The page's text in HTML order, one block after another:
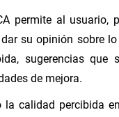
permite al usuario,
su opinión sobre
sugerencias que
de mejora.
la calidad percibida